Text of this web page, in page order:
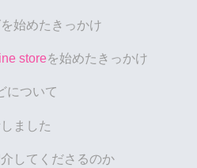
始めたきっかけ
storeを始めたきっかけ
について
ました
してくださるのか